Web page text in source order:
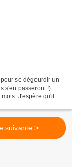
se dégourdir un
s'en passeront !) :
J'espère qu'il va
suivante >